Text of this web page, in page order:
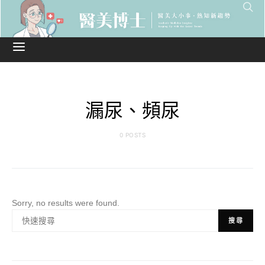
漏尿、頻尿
0 POSTS
Sorry, no results were found.
搜尋